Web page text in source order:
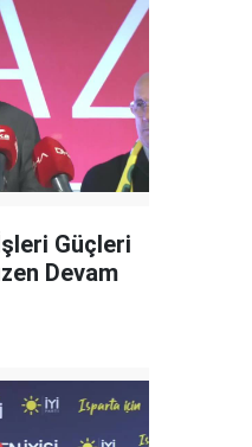
Güçleri
Devam